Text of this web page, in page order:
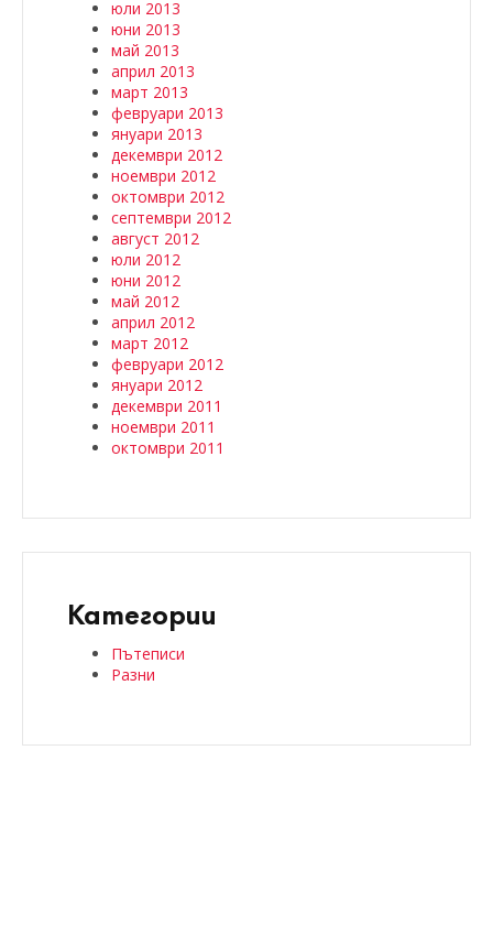
юли 2013
юни 2013
май 2013
април 2013
март 2013
февруари 2013
януари 2013
декември 2012
ноември 2012
октомври 2012
септември 2012
август 2012
юли 2012
юни 2012
май 2012
април 2012
март 2012
февруари 2012
януари 2012
декември 2011
ноември 2011
октомври 2011
Категории
Пътеписи
Разни